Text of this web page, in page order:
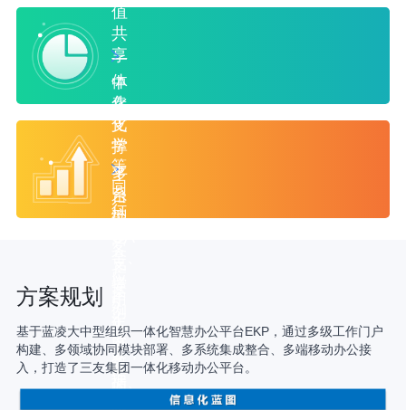
值
共
享
中
泰
化
学
等
同
行
较
多，
经
验
一
体
化
支
撑
多
系
统
聚，
数
平
台
型
年
以
上
的
IT
方案规划
基于蓝凌大中型组织一体化智慧办公平台EKP，通过多级工作门户
构建、多领域协同模块部署、多系统集成整合、多端移动办公接
入，打造了三友集团一体化移动办公平台。